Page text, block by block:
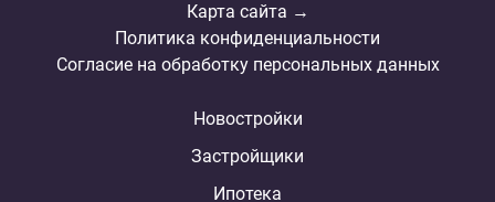
Карта сайта →
Политика конфиденциальности
Согласие на обработку персональных данных
Новостройки
Застройщики
Ипотека